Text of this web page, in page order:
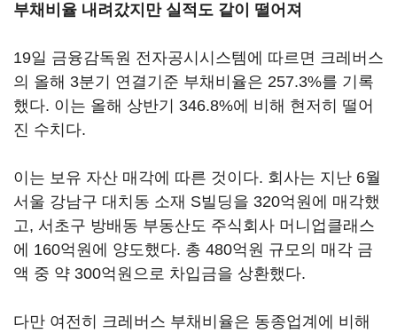
부채비율 내려갔지만 실적도 같이 떨어져
19일 금융감독원 전자공시시스템에 따르면 크레버스
의 올해 3분기 연결기준 부채비율은 257.3%를 기록
했다. 이는 올해 상반기 346.8%에 비해 현저히 떨어
진 수치다.
이는 보유 자산 매각에 따른 것이다. 회사는 지난 6월
서울 강남구 대치동 소재 S빌딩을 320억원에 매각했
고, 서초구 방배동 부동산도 주식회사 머니업클래스
에 160억원에 양도했다. 총 480억원 규모의 매각 금
액 중 약 300억원으로 차입금을 상환했다.
다만 여전히 크레버스 부채비율은 동종업계에 비해